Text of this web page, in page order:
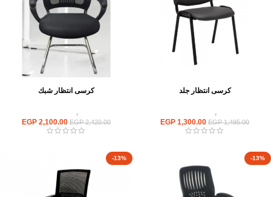
كرسى انتظار جلد
,
EGP1,495.00
EGP 1,300.00
كرسى انتظار شبك
,
EGP2,420.00
EGP 2,100.00
-13%
-13%